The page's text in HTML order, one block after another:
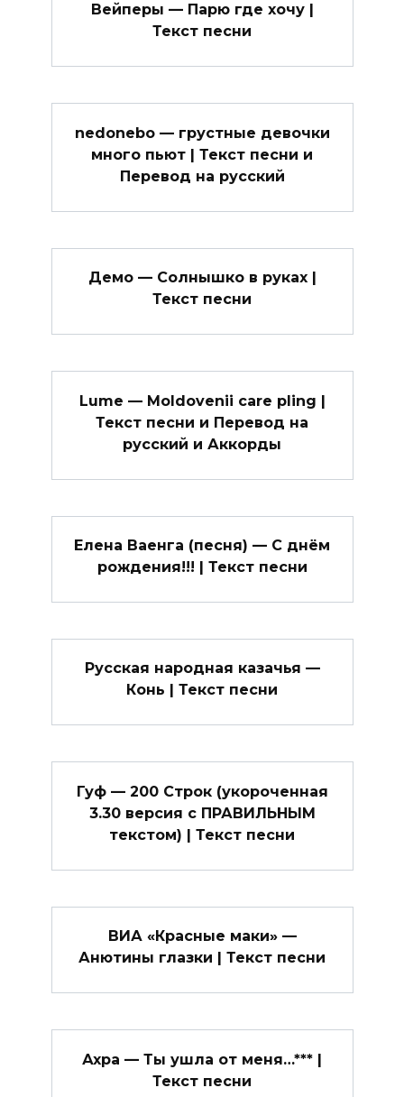
Вейперы — Парю где хочу |
Текст песни
nedonebo — грустные девочки
много пьют | Текст песни и
Перевод на русский
Демо — Солнышко в руках |
Текст песни
Lume — Moldovenii care pling |
Текст песни и Перевод на
русский и Аккорды
Елена Ваенга (песня) — С днём
рождения!!! | Текст песни
Русская народная казачья —
Конь | Текст песни
Гуф — 200 Строк (укороченная
3.30 версия с ПРАВИЛЬНЫМ
текстом) | Текст песни
ВИА «Красные маки» —
Анютины глазки | Текст песни
Ахра — Ты ушла от меня…*** |
Текст песни